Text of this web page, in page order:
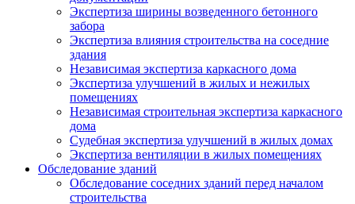
Экспертиза ширины возведенного бетонного
забора
Экспертиза влияния строительства на соседние
здания
Независимая экспертиза каркасного дома
Экспертиза улучшений в жилых и нежилых
помещениях
Независимая строительная экспертиза каркасного
дома
Судебная экспертиза улучшений в жилых домах
Экспертиза вентиляции в жилых помещениях
Обследование зданий
Обследование соседних зданий перед началом
строительства